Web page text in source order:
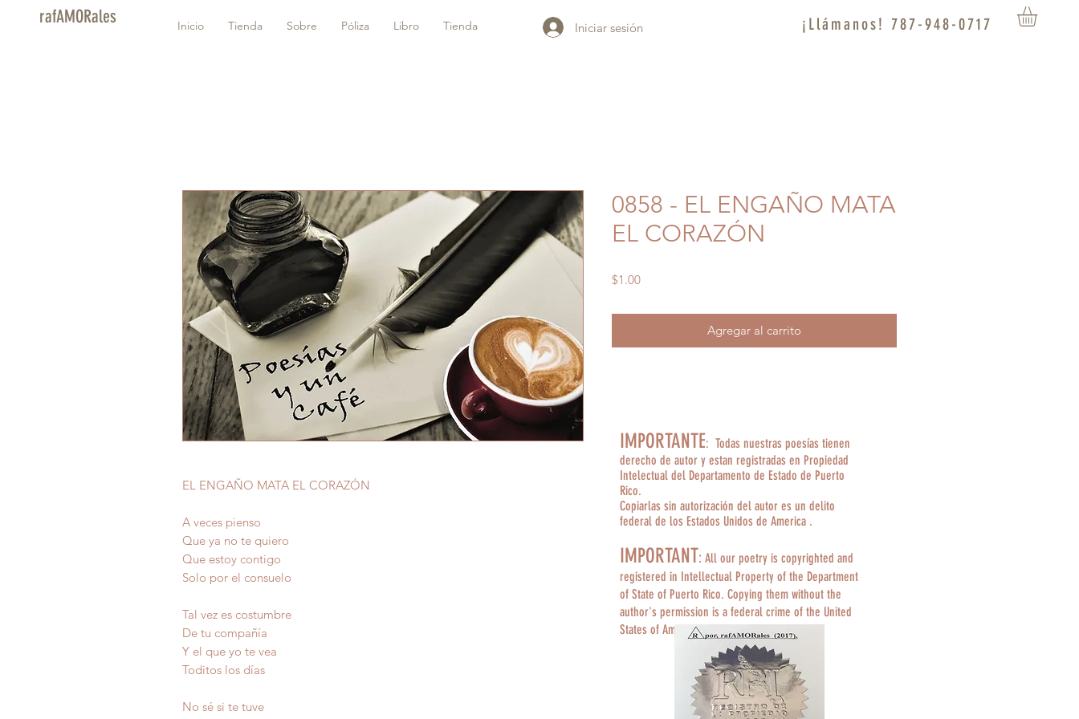
rafAMORales Inicio Tienda Sobre Póliza Libro Tienda Iniciar sesión ¡Llámanos! 787-948-0717
EL ENGAÑO MATA EL CORAZÓN
A veces pienso
Que ya no te quiero
Que estoy contigo
Solo por el consuelo
Tal vez es costumbre
De tu compañía
Y el que yo te vea
Toditos los días
No sé si te tuve
0858 - EL ENGAÑO MATA
EL CORAZÓN
$1.00Precio
Agregar al carrito
IMPORTANTE: Todas nuestras poesías tienen
derecho de autor y estan registradas en Propiedad
Intelectual del Departamento de Estado de Puerto
Rico.
Copiarlas sin autorización del autor es un delito
federal de los Estados Unidos de America .
IMPORTANT: All our poetry is copyrighted and
registered in Intellectual Property of the Department
of State of Puerto Rico. Copying them without the
author's permission is a federal crime of the United
States of America.